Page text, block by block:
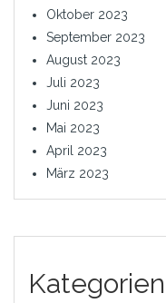
Oktober 2023
September 2023
August 2023
Juli 2023
Juni 2023
Mai 2023
April 2023
März 2023
Kategorien